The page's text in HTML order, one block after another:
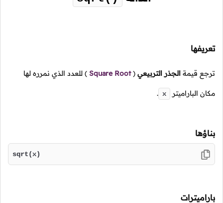
تعريفها
ترجع قيمة الجذر التربيعي (
Square Root
) للعدد الذي نمرره لها
مكان الباراميتر x
.
بناؤها
sqrt(x)
باراميترات